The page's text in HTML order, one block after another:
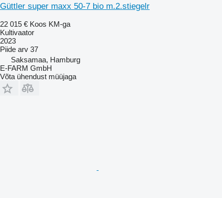
Güttler super maxx 50-7 bio m.2.stiegelr
22 015 € Koos KM-ga
Kultivaator
2023
Piide arv 37
Saksamaa, Hamburg
E-FARM GmbH
Võta ühendust müüjaga